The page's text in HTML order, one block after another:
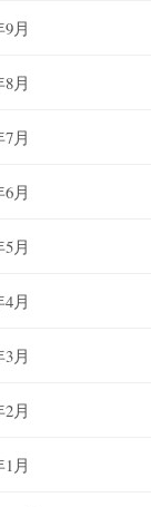
9月
8月
7月
6月
5月
4月
3月
2月
1月